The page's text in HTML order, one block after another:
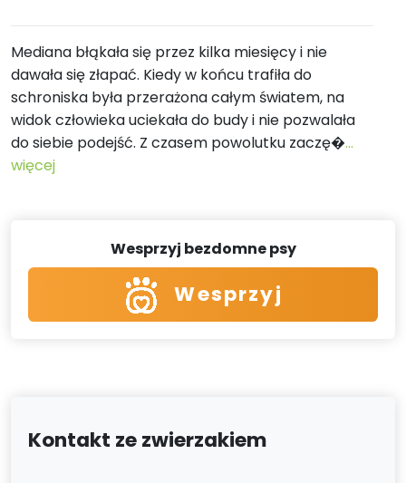
Mediana błąkała się przez kilka miesięcy i nie
dawała się złapać. Kiedy w końcu trafiła do
schroniska była przerażona całym światem, na
widok człowieka uciekała do budy i nie pozwalała
do siebie podejść. Z czasem powolutku zaczę�...
więcej
Wesprzyj bezdomne psy
Wesprzyj
Kontakt ze zwierzakiem